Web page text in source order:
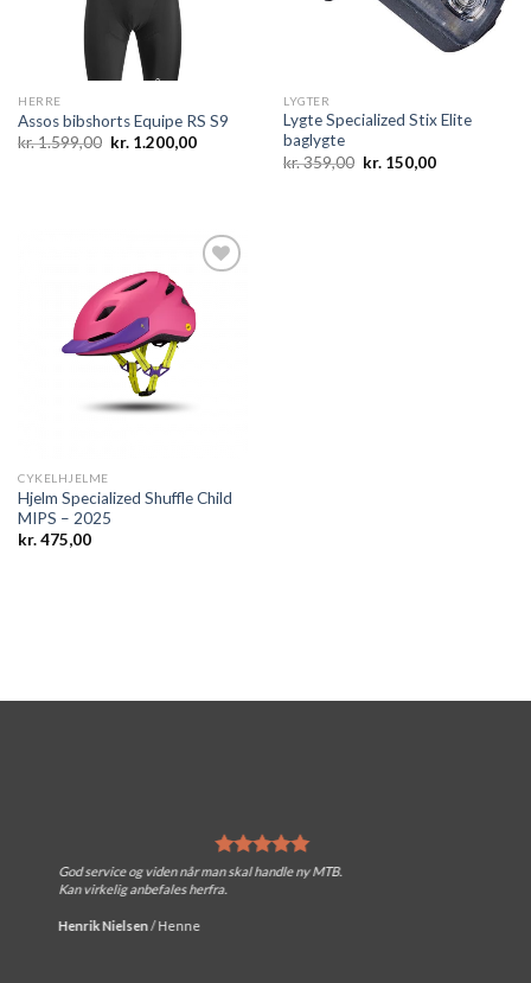
HERRE
Assos bibshorts Equipe RS S9
kr.1.599,00 Den
oprindelige
kr. 1.200,00Den
LYGTER
Lygte Specialized Stix Elite
baglygte
kr.359,00 Den
oprindelige
kr. 150,00Den
Add to
CYKELHJELME
Hjelm Specialized Shuffle Child
MIPS – 2025
kr.475,00
God service og viden når man skal handle ny MTB.
Kan virkelig anbefales herfra.
Henrik Nielsen/Henne